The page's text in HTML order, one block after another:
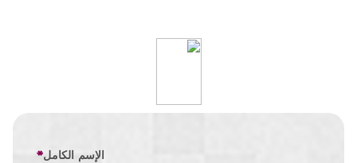
الإسم الكامل*